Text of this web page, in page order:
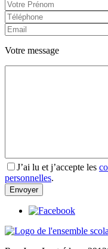
Votre message
J’ai lu et j’accepte les
personnelles.